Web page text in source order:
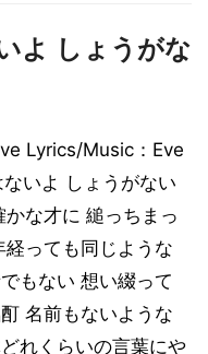
よ しょうがな
Lyrics/Music：Eve
いよ しょうがない
な才に 縋っちまっ
っても同じような
もない 想い綴って
名前もないような
れくらいの言葉にや